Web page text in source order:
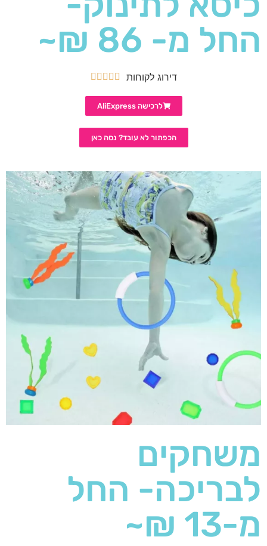
החל מ- 86 ₪~
דירוג לקוחות 




לרכישה AliExpress
הכפתור לא עובד? נסה כאן
משחקים
לבריכה- החל
מ-13 ₪~